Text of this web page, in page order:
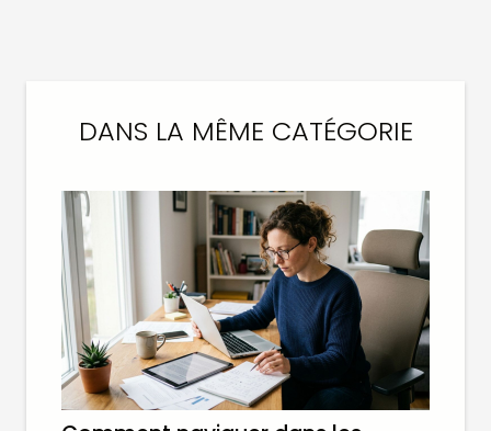
DANS LA MÊME CATÉGORIE